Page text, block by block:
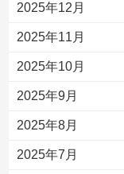
2025年12月
2025年11月
2025年10月
2025年9月
2025年8月
2025年7月